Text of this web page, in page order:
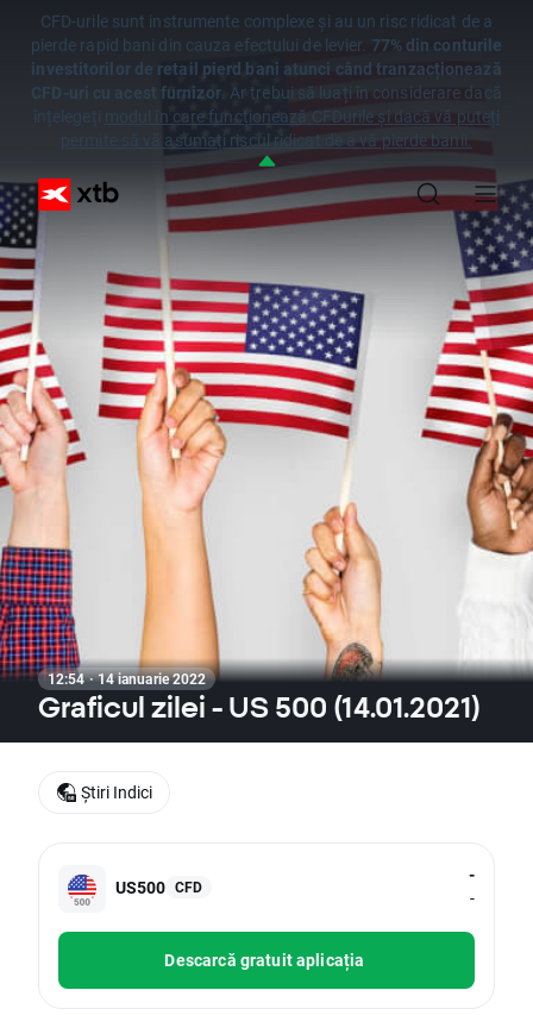
CFD-urile sunt instrumente complexe și au un risc ridicat de a
pierde rapid bani din cauza efectului de levier. 77% din conturile
investitorilor de retail pierd bani atunci când tranzacționează
CFD-uri cu acest furnizor. Ar trebui să luați în considerare dacă
înțelegeți modul în care funcționează CFDurile și dacă vă puteți
permite să vă asumați riscul ridicat de a vă pierde banii.
12:54 · 14 ianuarie 2022
Graficul zilei - US 500 (14.01.2021)
US500 CFD
-
-
Descarcă gratuit aplicația
Știri Indici